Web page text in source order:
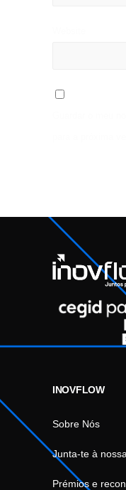
Guardar o meu
INOVFLOW
Sobre Nós
Junta-te à
Prémios e